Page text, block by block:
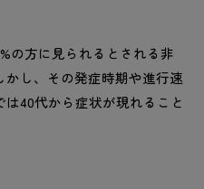
の方に見られるとされる非
し、その発症時期や進行速
40代から症状が現れること